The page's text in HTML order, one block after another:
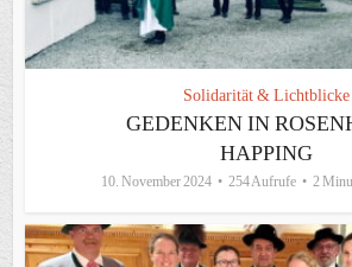
Solidarität & Lichtblicke
GEDENKEN IN
HAPPING
10. November 2024 254 Aufrufe 2